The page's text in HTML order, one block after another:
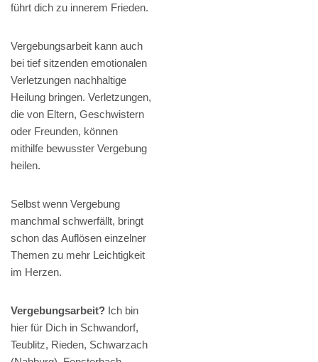
führt dich zu innerem Frieden.
Vergebungsarbeit kann auch
bei tief sitzenden emotionalen
Verletzungen nachhaltige
Heilung bringen. Verletzungen,
die von Eltern, Geschwistern
oder Freunden, können
mithilfe bewusster Vergebung
heilen.
Selbst wenn Vergebung
manchmal schwerfällt, bringt
schon das Auflösen einzelner
Themen zu mehr Leichtigkeit
im Herzen.
Vergebungsarbeit? Ich bin
hier für Dich in Schwandorf,
Teublitz, Rieden, Schwarzach